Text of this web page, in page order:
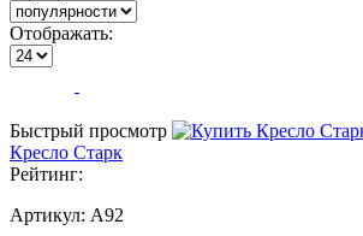
Отображать:
Быстрый просмотр
Кресло Старк
Рейтинг:
Артикул: A92